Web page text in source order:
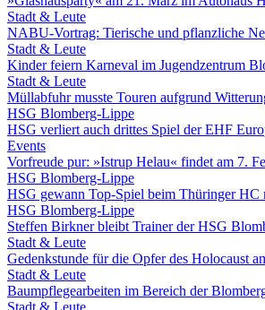
Stadt & Leute
NABU-Vortrag: Tierische und pflanzliche
Stadt & Leute
Kinder feiern Karneval im Jugendzentrum
Stadt & Leute
Müllabfuhr musste Touren aufgrund
HSG Blomberg-Lippe
HSG verliert auch drittes Spiel der EHF
Events
Vorfreude pur: »Istrup Helau« findet am 7.
HSG Blomberg-Lippe
HSG gewann Top-Spiel beim Thüringer HC
HSG Blomberg-Lippe
Steffen Birkner bleibt Trainer der HSG
Stadt & Leute
Gedenkstunde für die Opfer des Holocaust
Stadt & Leute
Baumpflegearbeiten im Bereich der
Stadt & Leute